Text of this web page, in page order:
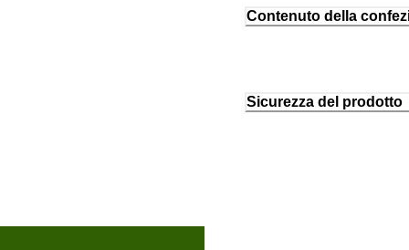
Contenuto della
Sicurezza del prodotto